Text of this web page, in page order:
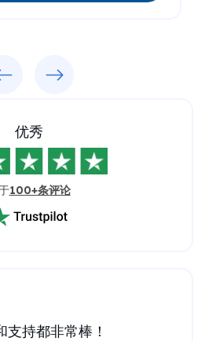
优秀
100+条评论
支持都非常棒！